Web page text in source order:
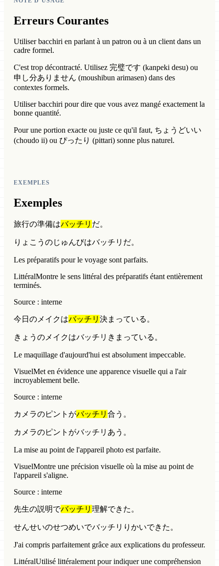
Erreurs Courantes
Utiliser bacchiri en parlant à un patron ou à un client dans un
cadre formel.
C'est trop décontracté. Utilisez 完璧です (kanpeki desu) ou
申し分ありません (moushibun arimasen) dans des
contextes formels.
Utiliser bacchiri pour dire que vous avez mangé exactement la
bonne quantité.
Pour une portion exacte ou juste ce qu'il faut, ちょうどいい
(choudo ii) ou ぴったり (pittari) sonne plus naturel.
EXEMPLES
Exemples
旅行の準備はバッチリ だ。
りょこうのじゅんびはバッチリだ。
Les préparatifs pour le voyage sont parfaits.
LittéralMontre le sens littéral des préparatifs étant entièrement
terminés.
Source : interne
今日のメイクはバッチリ 決まっている。
きょうのメイクはバッチリきまっている。
Le maquillage d'aujourd'hui est absolument impeccable.
VisuelMet en évidence une apparence visuelle qui a l'air
incroyablement belle.
Source : interne
カメラのピントがバッチリ 合う。
カメラのピントがバッチリあう。
La mise au point de l'appareil photo est parfaite.
VisuelMontre une précision visuelle où la mise au point de
l'appareil s'aligne.
Source : interne
先生の説明でバッチリ 理解できた。
せんせいのせつめいでバッチリりかいできた。
J'ai compris parfaitement grâce aux explications du professeur.
LittéralUtilisé littéralement pour indiquer une compréhension